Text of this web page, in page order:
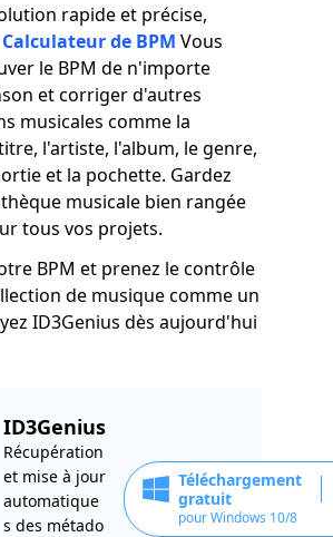
rapide et précise,
de BPM Vous
le BPM de n'importe
et corriger d'autres
musicales comme la
l'artiste, l'album, le genre,
et la pochette. Gardez
musicale bien rangée
tous vos projets.
BPM et prenez le contrôle
de musique comme un
ID3Genius dès aujourd'hui
ID3Genius
Récupération
et mise à jour
automatique
s des métado
Téléchargement
gratuit
pour Windows 10/8